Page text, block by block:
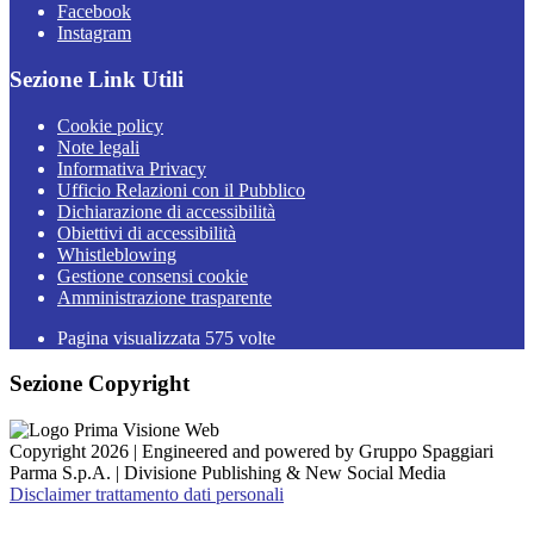
Facebook
Instagram
Sezione Link Utili
Cookie policy
Note legali
Informativa Privacy
Ufficio Relazioni con il Pubblico
Dichiarazione di accessibilità
Obiettivi di accessibilità
Whistleblowing
Gestione consensi cookie
Amministrazione trasparente
Pagina visualizzata 575 volte
Sezione Copyright
Copyright 2026 | Engineered and powered by Gruppo Spaggiari
Parma S.p.A. | Divisione Publishing & New Social Media
Disclaimer trattamento dati personali